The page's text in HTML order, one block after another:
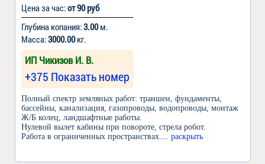
Цена за час:от 90 руб
Глубина копания:3.00м.
Масса:3000.00кг.
ИП Чикизов И. В.
+375 Показать номер
Полный спектр земляных работ: траншеи, фундаменты,
бассейны, канализация, газопроводы, водопроводы, монтаж
Ж/Б колец, ландшафтные работы.
Нулевой вылет кабины при повороте, стрела робот.
Работа в ограниченных пространствах.... раскрыть